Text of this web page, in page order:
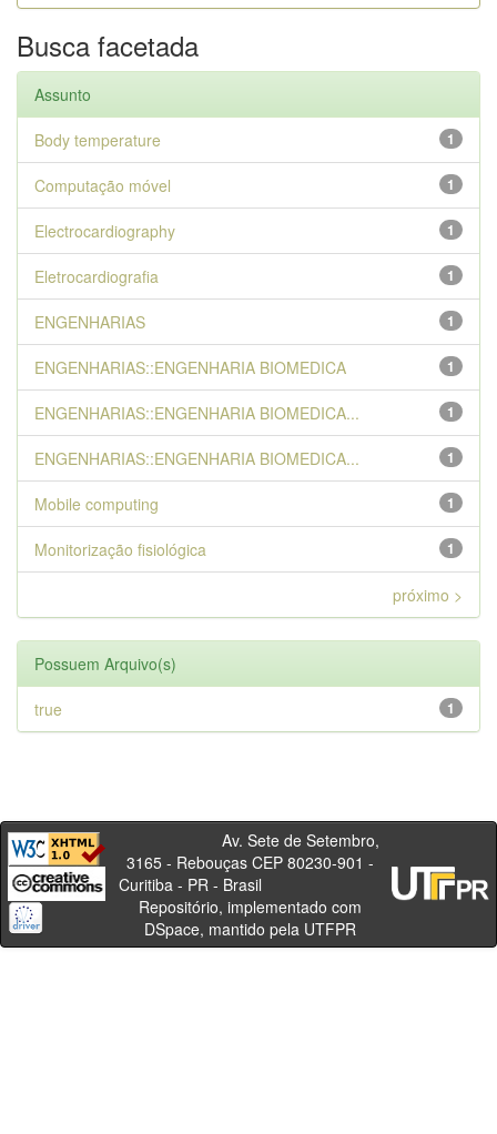
Busca facetada
Assunto
1
Body temperature
1
Computação móvel
1
Electrocardiography
1
Eletrocardiografia
1
ENGENHARIAS
1
ENGENHARIAS::ENGENHARIA BIOMEDICA
1
ENGENHARIAS::ENGENHARIA BIOMEDICA...
1
ENGENHARIAS::ENGENHARIA BIOMEDICA...
1
Mobile computing
1
Monitorização fisiológica
próximo >
Possuem Arquivo(s)
1
true
Av. Sete de Setembro,
3165 - Rebouças CEP 80230-901 -
Curitiba - PR - Brasil
Repositório, implementado com
DSpace, mantido pela UTFPR